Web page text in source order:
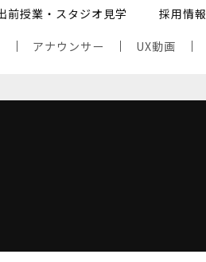
前授業・スタジオ見学 採用情報
アナウンサー UX動画